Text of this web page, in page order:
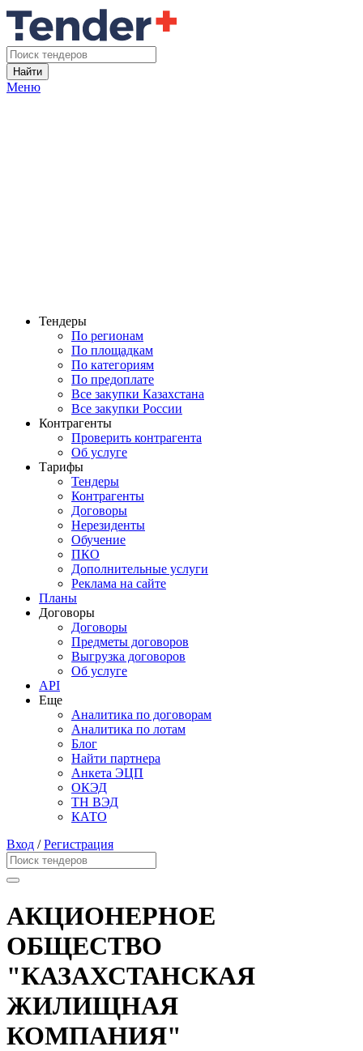
Найти
Меню
Тендеры
По регионам
По площадкам
По категориям
По предоплате
Все закупки Казахстана
Все закупки России
Контрагенты
Проверить контрагента
Об услуге
Тарифы
Тендеры
Контрагенты
Договоры
Нерезиденты
Обучение
ПКО
Дополнительные услуги
Реклама на сайте
Планы
Договоры
Договоры
Предметы договоров
Выгрузка договоров
Об услуге
API
Еще
Аналитика по договорам
Аналитика по лотам
Блог
Найти партнера
Анкета ЭЦП
ОКЭД
ТН ВЭД
КАТО
Вход /Регистрация
АКЦИОНЕРНОЕ
ОБЩЕСТВО
"КАЗАХСТАНСКАЯ
ЖИЛИЩНАЯ
КОМПАНИЯ"